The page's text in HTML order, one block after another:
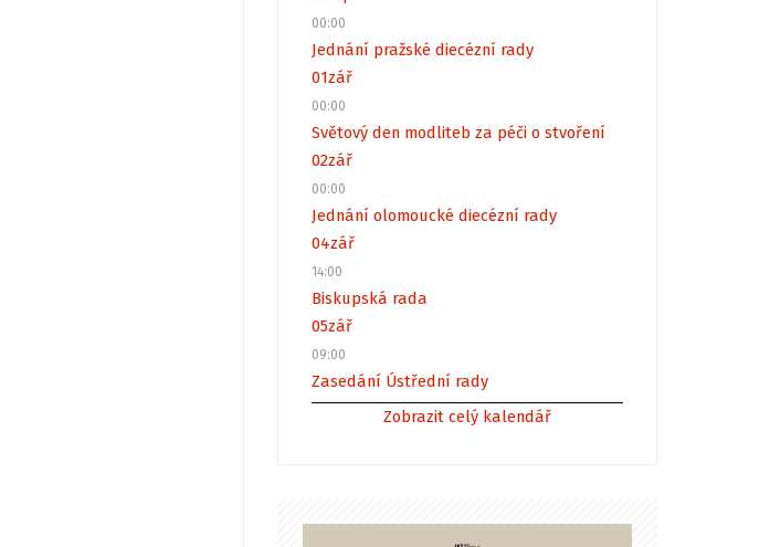
00:00
Jednání pražské diecézní rady
01zář
00:00
Světový den modliteb za péči o stvoření
02zář
00:00
Jednání olomoucké diecézní rady
04zář
14:00
Biskupská rada
05zář
09:00
Zasedání Ústřední rady
Zobrazit celý kalendář